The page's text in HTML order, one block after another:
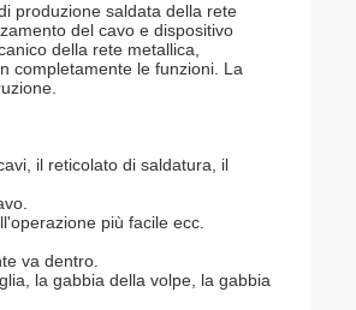
produzione saldata della rete
del cavo e dispositivo
della rete metallica,
completamente le funzioni. La
il reticolato di saldatura, il
più facile ecc.
va dentro.
la gabbia della volpe, la gabbia